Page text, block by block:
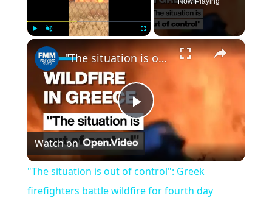
×
Play
Video
"The situation is out of control": Greek firefighters battle wildfire for fourth day
Watch on
"The situation is out of control": Greek
firefighters battle wildfire for fourth day